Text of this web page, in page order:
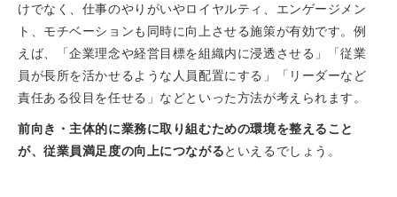
けでなく、仕事のやりがいやロイヤルティ、エンゲージメン
ト、モチベーションも同時に向上させる施策が有効です。例
えば、「企業理念や経営目標を組織内に浸透させる」「従業
員が長所を活かせるような人員配置にする」「リーダーなど
責任ある役目を任せる」などといった方法が考えられます。
前向き・主体的に業務に取り組むための環境を整えること
が、従業員満足度の向上につながるといえるでしょう。